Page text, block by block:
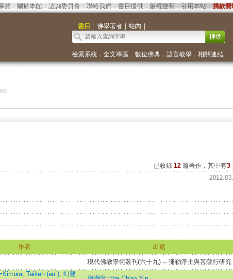
覽 ． 關於本館． 諮詢委員會． 聯絡我們 ． 書目提供． 版權聲明 ． 引用本站． 捐款贊
｜ 書目 ｜ 佛學著者｜ 站內 ｜
檢索系統． 全文專區 ． 數位佛典． 語言教學． 相關連結
已收錄 12 篇著作，其中有3
作者 出處
現代佛教學術叢刊(六十九) -- 彌勒淨土與菩薩行研究
Taiken (au.); 幻聲